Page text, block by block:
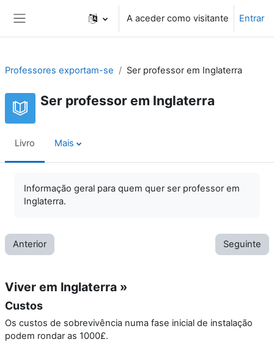
A aceder como visitante Entrar
Professores exportam-se Ser professor em Inglaterra
Ser professor em Inglaterra
Livro Mais
Informação geral para quem quer ser professor em
Inglaterra.
Anterior Seguinte
Viver em Inglaterra »
Custos
Os custos de sobrevivência numa fase inicial de instalação
podem rondar as 1000£.